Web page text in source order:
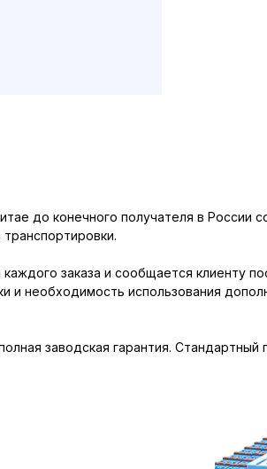
до конечного получателя в России
заказа и сообщается клиенту
и необходимость использования
заводская гарантия. Стандартный